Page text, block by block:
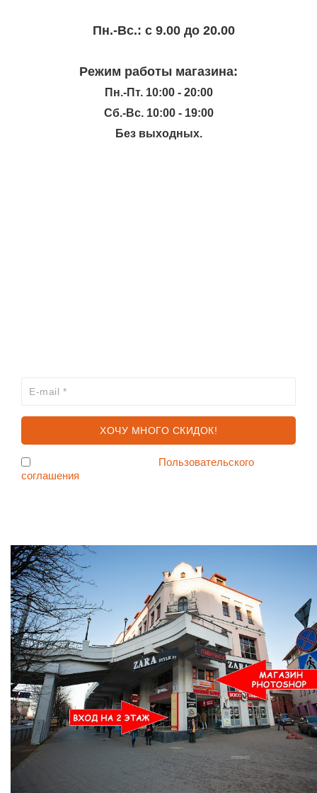
Пн.-Вc.: с 9.00 до 20.00
Режим работы магазина:
Пн.-Пт. 10:00 - 20:00
Сб.-Вс. 10:00 - 19:00
Без выходных.
Пользовательского
соглашения